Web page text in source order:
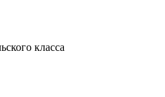
класса